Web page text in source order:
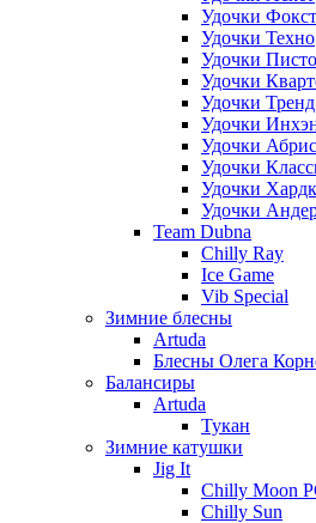
Удочки
Удочки Техно
Удочки
Удочки
Удочки Тренд
Удочки
Удочки Абрис
Удочки
Удочки
Удочки
Team Dubna
Chilly Ray
Ice Game
Vib Special
Зимние блесны
Artuda
Блесны Олега
Балансиры
Artuda
Тукан
Зимние катушки
Jig It
Chilly Moon
Chilly Sun